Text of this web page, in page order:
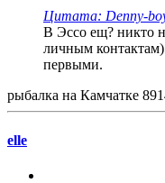
Цитата: Denny-
В Эссо ещ? никто
личным
первыми.
рыбалка на Камчатке
elle